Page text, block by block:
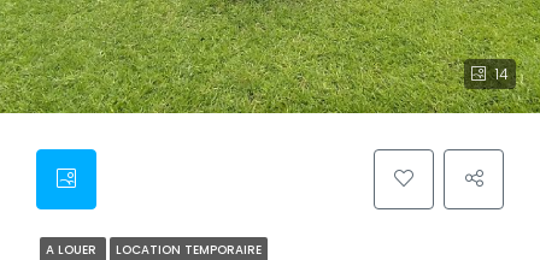
14
A LOUER LOCATION TEMPORAIRE